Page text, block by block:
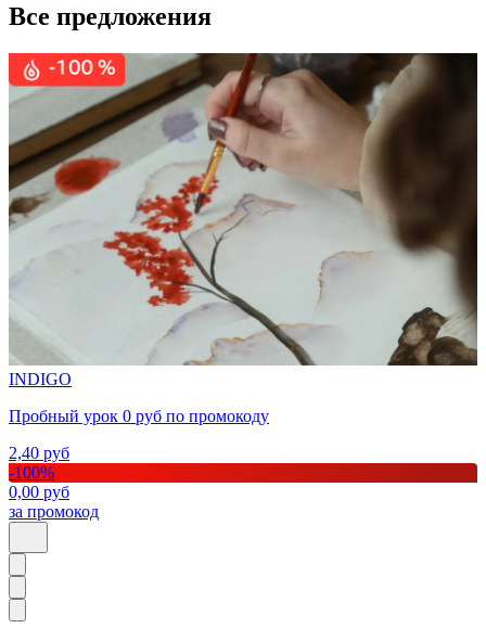
Все предложения
INDIGO
Пробный урок 0 руб по промокоду
2,40 руб
-100%
0,00 руб
за промокод